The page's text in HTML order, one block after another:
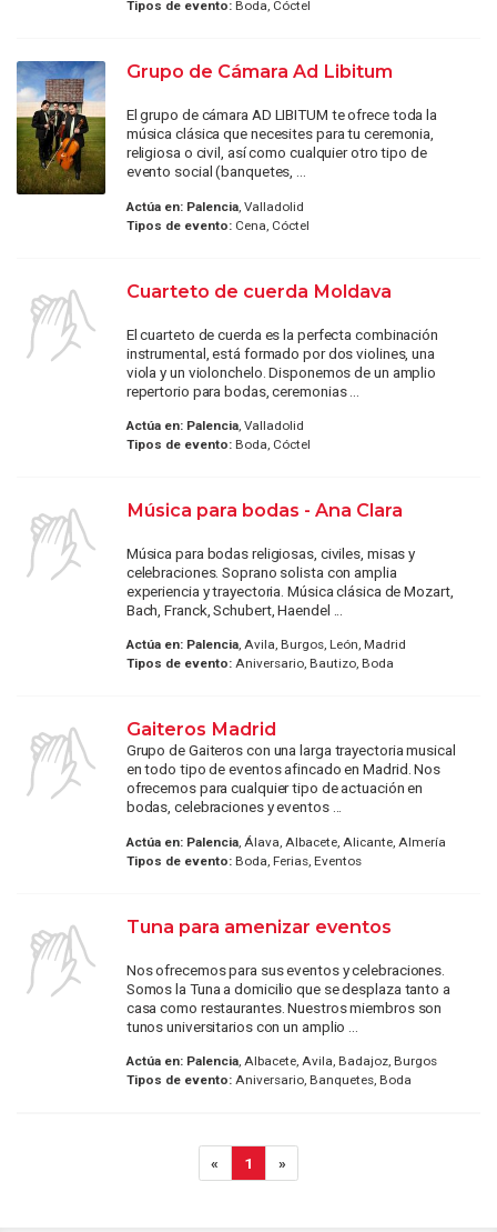
Tipos de evento:Boda, Cóctel
Grupo de Cámara Ad Libitum
El grupo de cámara AD LIBITUM te ofrece toda la
música clásica que necesites para tu ceremonia,
religiosa o civil, así como cualquier otro tipo de
evento social (banquetes, ...
Actúa en: Palencia, Valladolid
Tipos de evento:Cena, Cóctel
Cuarteto de cuerda Moldava
El cuarteto de cuerda es la perfecta combinación
instrumental, está formado por dos violines, una
viola y un violonchelo. Disponemos de un amplio
repertorio para bodas, ceremonias ...
Actúa en: Palencia, Valladolid
Tipos de evento:Boda, Cóctel
Música para bodas - Ana Clara
Música para bodas religiosas, civiles, misas y
celebraciones. Soprano solista con amplia
experiencia y trayectoria. Música clásica de Mozart,
Bach, Franck, Schubert, Haendel ...
Actúa en: Palencia, Avila, Burgos, León, Madrid
Tipos de evento:Aniversario, Bautizo, Boda
Gaiteros Madrid
Grupo de Gaiteros con una larga trayectoria musical
en todo tipo de eventos afincado en Madrid. Nos
ofrecemos para cualquier tipo de actuación en
bodas, celebraciones y eventos ...
Actúa en: Palencia, Álava, Albacete, Alicante, Almería
Tipos de evento:Boda, Ferias, Eventos
Tuna para amenizar eventos
Nos ofrecemos para sus eventos y celebraciones.
Somos la Tuna a domicilio que se desplaza tanto a
casa como restaurantes. Nuestros miembros son
tunos universitarios con un amplio ...
Actúa en: Palencia, Albacete, Avila, Badajoz, Burgos
Tipos de evento:Aniversario, Banquetes, Boda
« 1 »